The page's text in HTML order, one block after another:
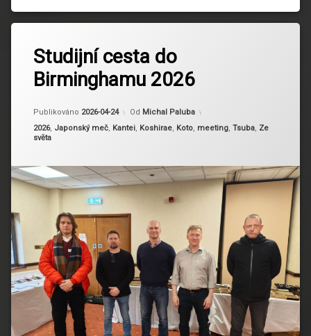
Studijní cesta do
Birminghamu 2026
Publikováno 2026-04-24
Aktualizováno 2026-04-24
Od Michal Paluba
Kategorie:
2026, Japonský meč, Kantei, Koshirae, Koto, meeting, Tsuba, Ze
světa
To-Ken
Society of Great
Britain